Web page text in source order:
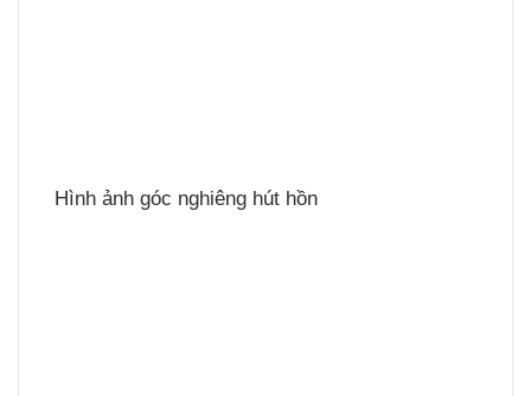
Hình ảnh góc nghiêng hút hồn